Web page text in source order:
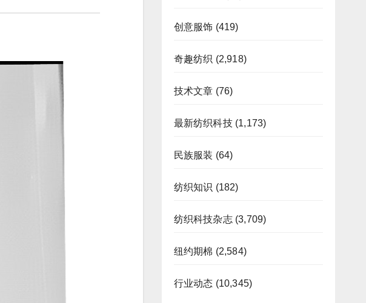
创意服饰 (419)
奇趣纺织 (2,918)
技术文章 (76)
最新纺织科技(1,173)
民族服装 (64)
纺织知识 (182)
纺织科技杂志(3,709)
纽约期棉 (2,584)
行业动态 (10,345)